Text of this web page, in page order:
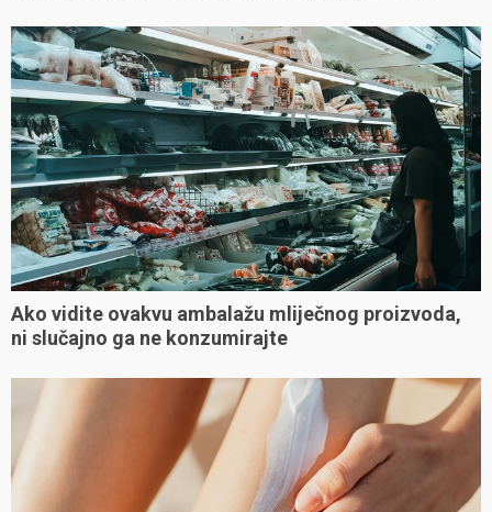
Ako vidite ovakvu ambalažu mliječnog proizvoda,
ni slučajno ga ne konzumirajte